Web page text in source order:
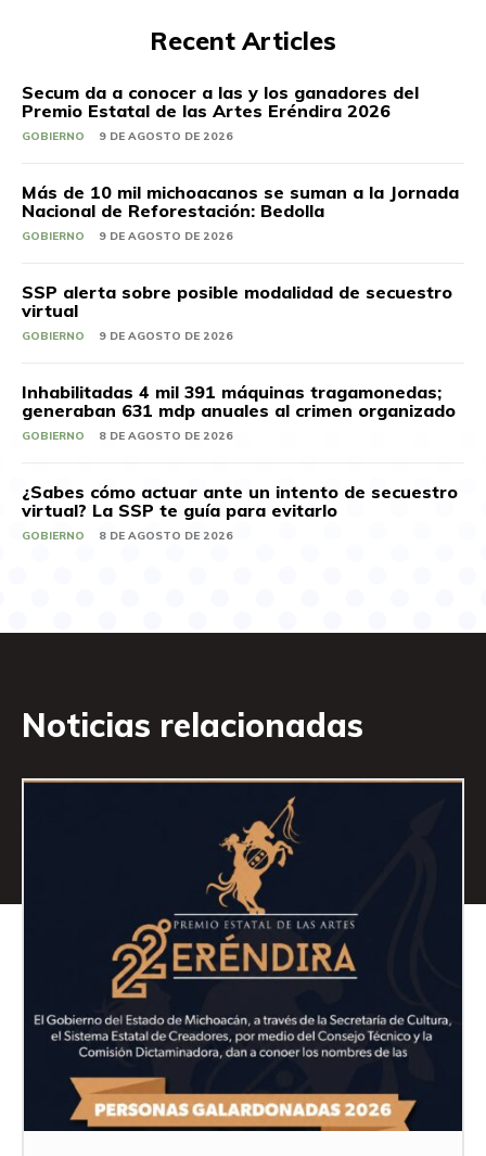
Recent Articles
Secum da a conocer a las y los ganadores del
Premio Estatal de las Artes Eréndira 2026
GOBIERNO 9 DE AGOSTO DE 2026
Más de 10 mil michoacanos se suman a la Jornada
Nacional de Reforestación: Bedolla
GOBIERNO 9 DE AGOSTO DE 2026
SSP alerta sobre posible modalidad de secuestro
virtual
GOBIERNO 9 DE AGOSTO DE 2026
Inhabilitadas 4 mil 391 máquinas tragamonedas;
generaban 631 mdp anuales al crimen organizado
GOBIERNO 8 DE AGOSTO DE 2026
¿Sabes cómo actuar ante un intento de secuestro
virtual? La SSP te guía para evitarlo
GOBIERNO 8 DE AGOSTO DE 2026
Noticias relacionadas